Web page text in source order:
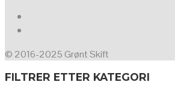
© 2016-2025 Grønt Skift
FILTRER ETTER KATEGORI